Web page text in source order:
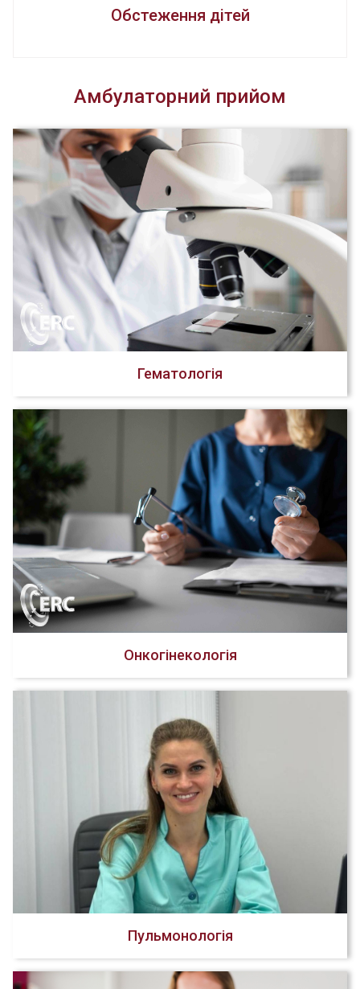
Обстеження дітей
Амбулаторний прийом
Гематологія
Онкогінекологія
Пульмонологія